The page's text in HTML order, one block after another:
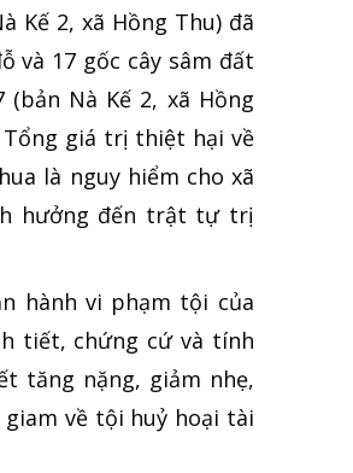
Kế 2, xã Hồng Thu) đã
và 17 gốc cây sâm đất
Nà Kế 2, xã Hồng
Tổng giá trị thiệt hại về
là nguy hiểm cho xã
hưởng đến trật tự trị
hành vi phạm tội của
tiết, chứng cứ và tính
tăng nặng, giảm nhẹ,
về tội huỷ hoại tài